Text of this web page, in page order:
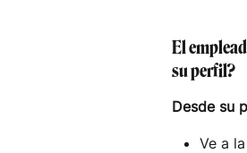
El
su perfil?
Desde su
Ve a